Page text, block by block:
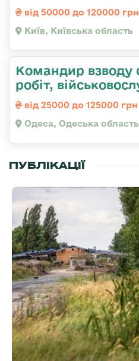
від 50000 до 120000 грн
Київ, Київська область
Командир взводу
робіт,
від 25000 до 125000 грн
Одеса, Одеська область
ПУБЛІКАЦІЇ